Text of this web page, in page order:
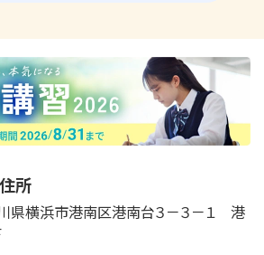
所
県横浜市港南区港南台３－３－１
港